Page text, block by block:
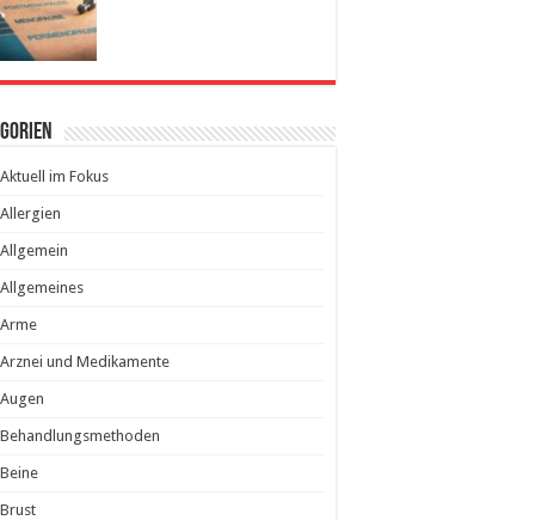
Aktuell im Fokus
Allergien
Allgemein
Allgemeines
Arme
Arznei und Medikamente
Augen
Behandlungsmethoden
Beine
Brust